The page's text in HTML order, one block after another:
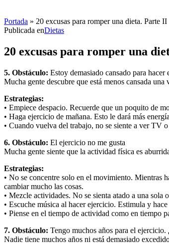
Portada » 20 excusas para romper una dieta. Parte II
Publicada enDietas
20 excusas para romper una
5. Obstáculo: Estoy demasiado cansado para hacer
Mucha gente descubre que está menos cansada
Estrategias:
• Empiece despacio. Recuerde que un poquito de
• Haga ejercicio de mañana. Esto le dará más
• Cuando vuelva del trabajo, no se siente a ver TV
6. Obstáculo: El ejercicio no me gusta
Mucha gente siente que la actividad física es
Estrategias:
• No se concentre solo en el movimiento. Mientras
cambiar mucho las cosas.
• Mezcle actividades. No se sienta atado a una
• Escuche música al hacer ejercicio. Estimula y
• Piense en el tiempo de actividad como en tiempo
7. Obstáculo: Tengo muchos años para el ejercicio.
Nadie tiene muchos años ni está demasiado